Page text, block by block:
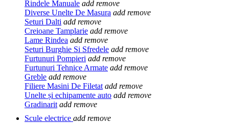
Rindele Manuale add remove
Diverse Unelte De Masura add remove
Seturi Dalti add remove
Creioane Tamplarie add remove
Lame Rindea add remove
Seturi Burghie Si Sfredele add remove
Furtunuri Pompieri add remove
Furtunuri Tehnice Armate add remove
Greble add remove
Filiere Masini De Filetat add remove
Unelte și echipamente auto add remove
Gradinarit add remove
Scule electrice add remove